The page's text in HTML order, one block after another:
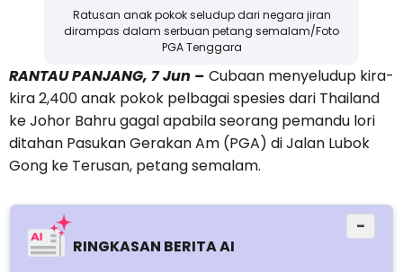
Ratusan anak pokok seludup dari negara jiran
dirampas dalam serbuan petang semalam/Foto
PGA Tenggara
RANTAU PANJANG, 7 Jun – Cubaan menyeludup kira-
kira 2,400 anak pokok pelbagai spesies dari Thailand
ke Johor Bahru gagal apabila seorang pemandu lori
ditahan Pasukan Gerakan Am (PGA) di Jalan Lubok
Gong ke Terusan, petang semalam.
RINGKASAN BERITA AI
−